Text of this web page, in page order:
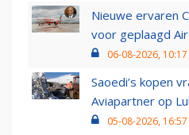
Nieuwe ervaren
voor geplaagd
06-08-2026, 10:17
Saoedi’s kopen
Aviapartner op
05-08-2026, 16:57